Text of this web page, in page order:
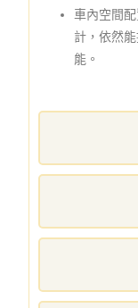
車內空間
計，依然
能。